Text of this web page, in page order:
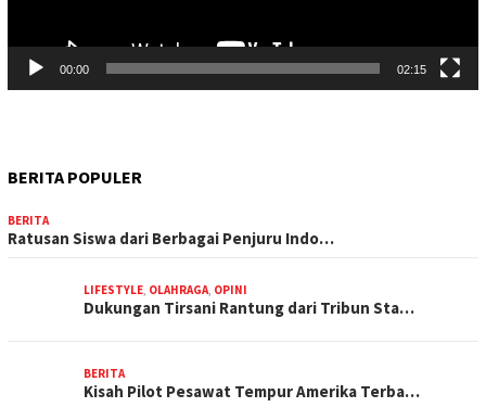
00:00 02:15
BERITA POPULER
BERITA
Ratusan Siswa dari Berbagai Penjuru Indo…
LIFESTYLE, OLAHRAGA, OPINI
Dukungan Tirsani Rantung dari Tribun Sta…
BERITA
Kisah Pilot Pesawat Tempur Amerika Terba…